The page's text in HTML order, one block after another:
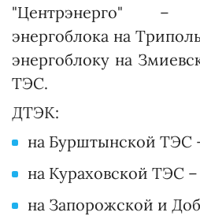
"Центрэнерго" –
энергоблока на
энергоблоку на
ТЭС.
ДТЭК:
на Бурштынской ТЭС
на Кураховской ТЭС –
на Запорожской и